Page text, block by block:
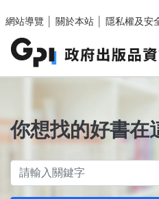
網站導覽
關於本站 隱私權及安
你想找的好書在